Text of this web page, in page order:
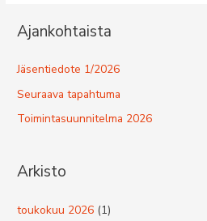
Ajankohtaista
Jäsentiedote 1/2026
Seuraava tapahtuma
Toimintasuunnitelma 2026
Arkisto
toukokuu 2026 (1)